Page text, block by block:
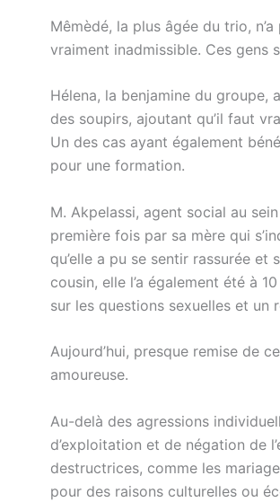
Mêmèdé, la plus âgée du trio,
vraiment inadmissible. Ces gens
Hélena, la benjamine du groupe,
des soupirs, ajoutant qu’il faut
Un des cas ayant également
pour une formation.
M. Akpelassi, agent social au
première fois par sa mère qui
qu’elle a pu se sentir rassurée et
cousin, elle l’a également été à
sur les questions sexuelles et un
Aujourd’hui, presque remise de
amoureuse.
Au-delà des agressions
d’exploitation et de négation de
destructrices, comme les
pour des raisons culturelles ou